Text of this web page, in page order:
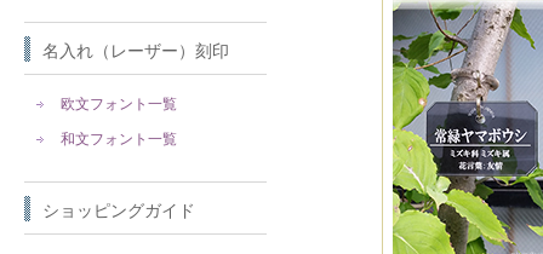
名入れ（レーザー）刻印
欧文フォント一覧
和文フォント一覧
ショッピングガイド